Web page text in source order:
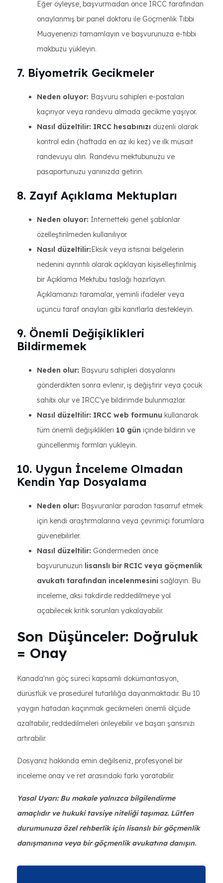
Eğer öyleyse, başvurmadan önce IRCC tarafından
onaylanmış bir panel doktoru ile Göçmenlik Tıbbi
Muayenenizi tamamlayın ve başvurunuza e-tıbbi
makbuzu yükleyin.
7. Biyometrik Gecikmeler
Neden oluyor: Başvuru sahipleri e-postaları
kaçırıyor veya randevu almada gecikme yaşıyor.
Nasıl düzeltilir: IRCC hesabınızı düzenli olarak
kontrol edin (haftada en az iki kez) ve ilk müsait
randevuyu alın. Randevu mektubunuzu ve
pasaportunuzu yanınızda getirin.
8. Zayıf Açıklama Mektupları
Neden oluyor: İnternetteki genel şablonlar
özelleştirilmeden kullanılıyor.
Nasıl düzeltilir:Eksik veya istisnai belgelerin
nedenini ayrıntılı olarak açıklayan kişiselleştirilmiş
bir Açıklama Mektubu taslağı hazırlayın.
Açıklamanızı taramalar, yeminli ifadeler veya
üçüncü taraf onayları gibi kanıtlarla destekleyin.
9. Önemli Değişiklikleri
Bildirmemek
Neden olur: Başvuru sahipleri dosyalarını
gönderdikten sonra evlenir, iş değiştirir veya çocuk
sahibi olur ve IRCC'ye bildirimde bulunmazlar.
Nasıl düzeltilir: IRCC web formunu kullanarak
tüm önemli değişiklikleri 10 gün içinde bildirin ve
güncellenmiş formları yükleyin.
10. Uygun İnceleme Olmadan
Kendin Yap Dosyalama
Neden olur: Başvuranlar paradan tasarruf etmek
için kendi araştırmalarına veya çevrimiçi forumlara
güvenebilirler.
Nasıl düzeltilir: Göndermeden önce
başvurunuzun lisanslı bir RCIC veya göçmenlik
avukatı tarafından incelenmesini sağlayın. Bu
inceleme, aksi takdirde reddedilmeye yol
açabilecek kritik sorunları yakalayabilir.
Son Düşünceler: Doğruluk
= Onay
Kanada'nın göç süreci kapsamlı dokümantasyon,
dürüstlük ve prosedürel tutarlılığa dayanmaktadır. Bu 10
yaygın hatadan kaçınmak gecikmeleri önemli ölçüde
azaltabilir, reddedilmeleri önleyebilir ve başarı şansınızı
artırabilir.
Dosyanız hakkında emin değilseniz, profesyonel bir
inceleme onay ve ret arasındaki farkı yaratabilir.
Yasal Uyarı: Bu makale yalnızca bilgilendirme
amaçlıdır ve hukuki tavsiye niteliği taşımaz. Lütfen
durumunuza özel rehberlik için lisanslı bir göçmenlik
danışmanına veya bir göçmenlik avukatına danışın.